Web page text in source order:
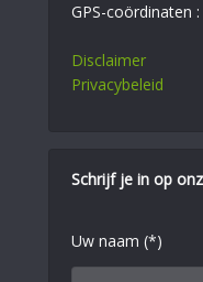
GPS-coördinaten
Disclaimer
Privacybeleid
Schrijf je in op
Uw naam (*)